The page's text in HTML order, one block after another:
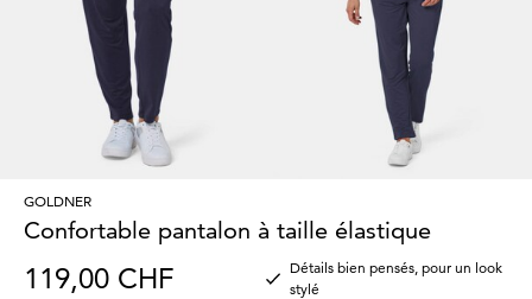
GOLDNER
Confortable pantalon à taille élastique
119,00 CHF
Détails bien pensés, pour un look
stylé